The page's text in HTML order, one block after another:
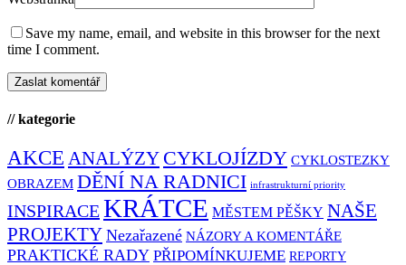
Save my name, email, and website in this browser for the next
time I comment.
// kategorie
AKCE ANALÝZY CYKLOJÍZDY CYKLOSTEZKY
OBRAZEM DĚNÍ NA RADNICI infrastrukturní priority
INSPIRACEKRÁTCE MĚSTEM PĚŠKY NAŠE
PROJEKTY Nezařazené NÁZORY A KOMENTÁŘE
PRAKTICKÉ RADY PŘIPOMÍNKUJEME REPORTY